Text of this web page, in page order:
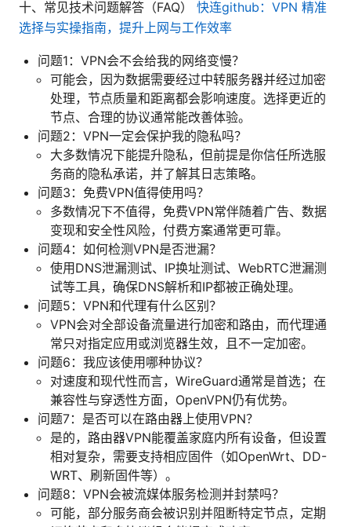
十、常见技术问题解答（FAQ） 快连github：VPN 精准
选择与实操指南，提升上网与工作效率
问题1：VPN会不会给我的网络变慢？
可能会，因为数据需要经过中转服务器并经过加密
处理，节点质量和距离都会影响速度。选择更近的
节点、合理的协议通常能改善体验。
问题2：VPN一定会保护我的隐私吗？
大多数情况下能提升隐私，但前提是你信任所选服
务商的隐私承诺，并了解其日志策略。
问题3：免费VPN值得使用吗？
多数情况下不值得，免费VPN常伴随着广告、数据
变现和安全性风险，付费方案通常更可靠。
问题4：如何检测VPN是否泄漏？
使用DNS泄漏测试、IP换址测试、WebRTC泄漏测
试等工具，确保DNS解析和IP都被正确处理。
问题5：VPN和代理有什么区别？
VPN会对全部设备流量进行加密和路由，而代理通
常只对指定应用或浏览器生效，且不一定加密。
问题6：我应该使用哪种协议？
对速度和现代性而言，WireGuard通常是首选；在
兼容性与穿透性方面，OpenVPN仍有优势。
问题7：是否可以在路由器上使用VPN？
是的，路由器VPN能覆盖家庭内所有设备，但设置
相对复杂，需要支持相应固件（如OpenWrt、DD-
WRT、刷新固件等）。
问题8：VPN会被流媒体服务检测并封禁吗？
可能，部分服务商会被识别并阻断特定节点，定期